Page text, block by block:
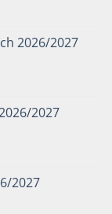
2026/2027
2027
2027